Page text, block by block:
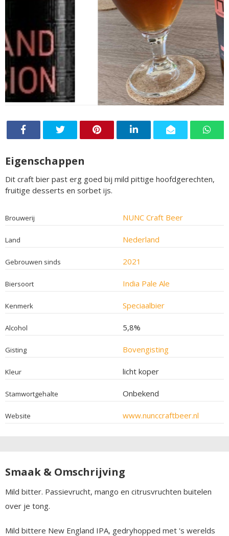
Eigenschappen
Dit craft bier past erg goed bij mild pittige hoofdgerechten,
fruitige desserts en sorbet ijs.
Brouwerij NUNC Craft Beer
Land Nederland
Gebrouwen sinds 2021
Biersoort India Pale Ale
Kenmerk Speciaalbier
Alcohol 5,8%
Gisting Bovengisting
Kleur licht koper
Stamwortgehalte Onbekend
Website www.nunccraftbeer.nl
Smaak & Omschrijving
Mild bitter. Passievrucht, mango en citrusvruchten buitelen
over je tong.
Mild bittere New England IPA, gedryhopped met 's werelds